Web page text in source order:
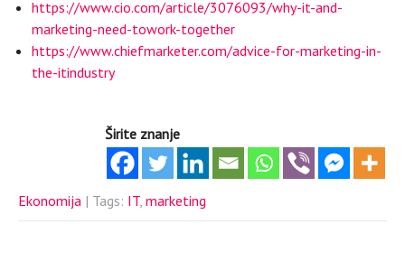
https://www.cio.com/article/3076093/why-it-and-
marketing-need-towork-together
https://www.chiefmarketer.com/advice-for-marketing-in-
the-itindustry
Širite znanje
Ekonomija | Tags: IT, marketing